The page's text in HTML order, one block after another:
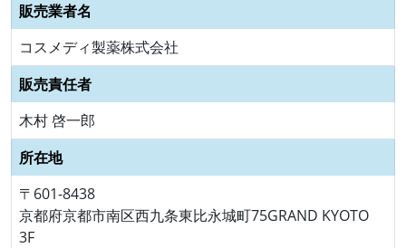
販売業者名
コスメディ製薬株式会社
販売責任者
木村 啓一郎
所在地
〒601-8438
京都府京都市南区西九条東比永城町75GRAND KYOTO
3F